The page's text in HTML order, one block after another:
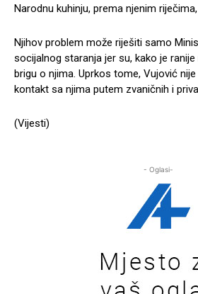
Narodnu kuhinju, prema njenim
Njihov problem može riješiti samo
socijalnog staranja jer su, kako je
brigu o njima. Uprkos tome, Vujović
kontakt sa njima putem zvaničnih i
(Vijesti)
- Oglasi-